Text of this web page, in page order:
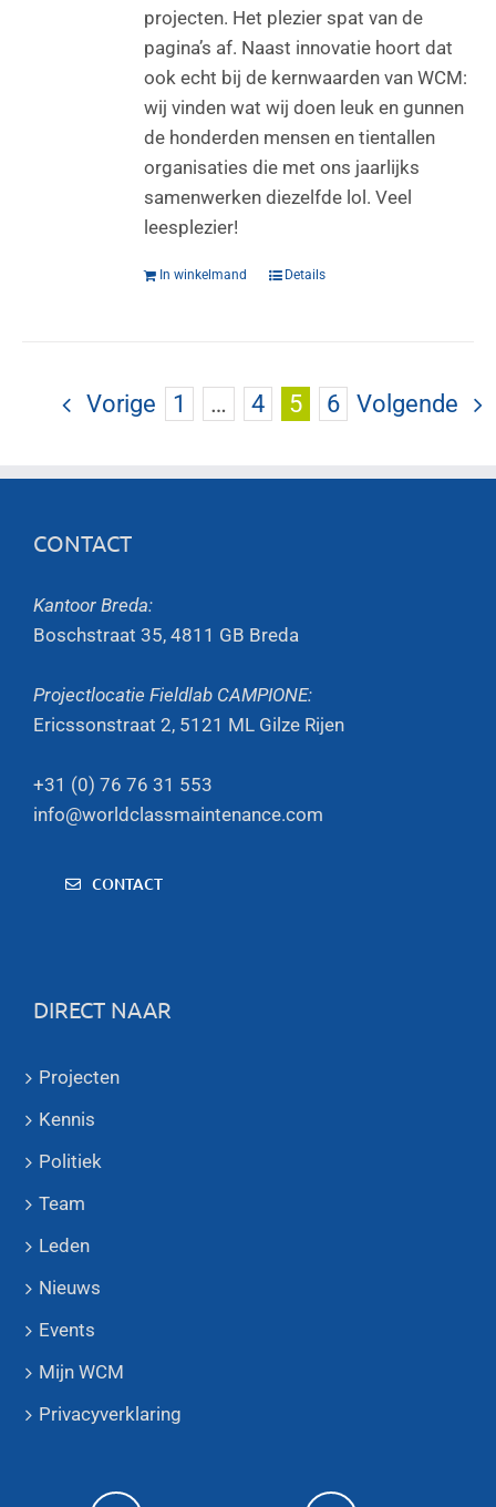
projecten. Het plezier spat van de
pagina’s af. Naast innovatie hoort dat
ook echt bij de kernwaarden van WCM:
wij vinden wat wij doen leuk en gunnen
de honderden mensen en tientallen
organisaties die met ons jaarlijks
samenwerken diezelfde lol. Veel
leesplezier!
In winkelmand Details
Vorige 1 … 4 5 6 Volgende
CONTACT
Kantoor Breda:
Boschstraat 35, 4811 GB Breda
Projectlocatie Fieldlab CAMPIONE:
Ericssonstraat 2, 5121 ML Gilze Rijen
+31 (0) 76 76 31 553
info@worldclassmaintenance.com
CONTACT
DIRECT NAAR
Projecten
Kennis
Politiek
Team
Leden
Nieuws
Events
Mijn WCM
Privacyverklaring